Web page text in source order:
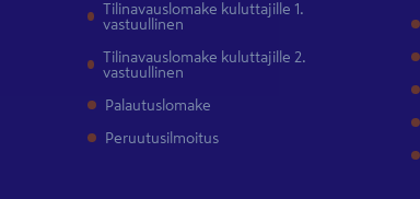
Tilinavauslomake kuluttajille 1.
vastuullinen
Tilinavauslomake kuluttajille 2.
vastuullinen
Palautuslomake
Peruutusilmoitus